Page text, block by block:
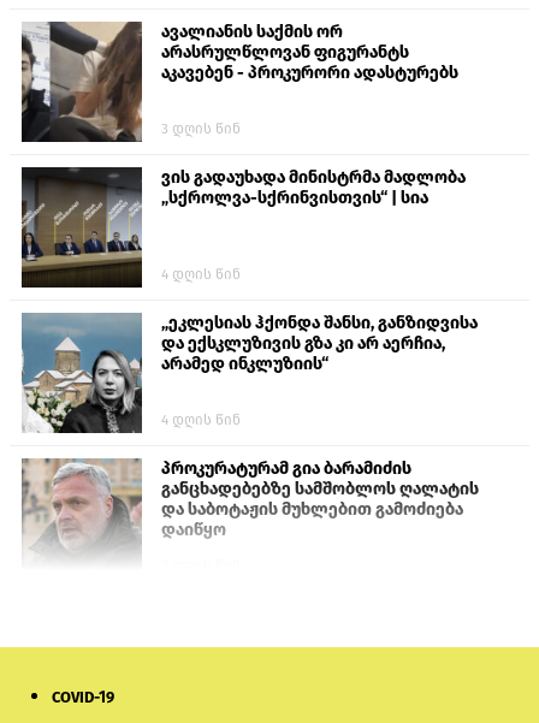
ავალიანის საქმის ორ
არასრულწლოვან ფიგურანტს
აკავებენ - პროკურორი ადასტურებს
3 დღის წინ
ვის გადაუხადა მინისტრმა მადლობა
„სქროლვა-სქრინვისთვის“ | სია
4 დღის წინ
„ეკლესიას ჰქონდა შანსი, განზიდვისა
და ექსკლუზივის გზა კი არ აერჩია,
არამედ ინკლუზიის“
4 დღის წინ
პროკურატურამ გია ბარამიძის
განცხადებებზე სამშობლოს ღალატის
და საბოტაჟის მუხლებით გამოძიება
დაიწყო
COVID-19